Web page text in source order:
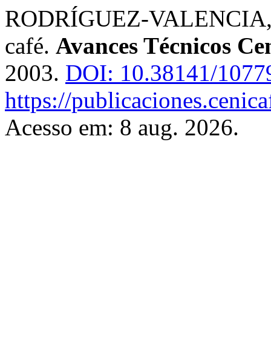
RODRÍGUEZ-
café. Avances Técnicos
2003. DOI: 10.38141/
https://
Acesso em: 8 aug. 2026.